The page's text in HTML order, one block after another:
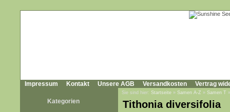
Impressum Kontakt Unsere AGB Versandkosten Vertrag
Kategorien
Sie sind hier: Startseite » Samen A-Z » Samen T
Tithonia diversifolia